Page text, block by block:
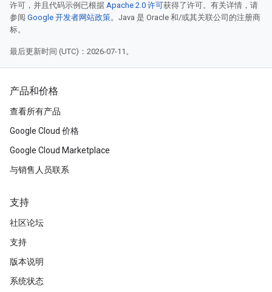
许可，并且代码示例已根据 Apache 2.0 许可获得了许可。有关详情，请
参阅 Google 开发者网站政策。Java 是 Oracle 和/或其关联公司的注册商
标。
最后更新时间 (UTC)：2026-07-11。
产品和价格
查看所有产品
Google Cloud 价格
Google Cloud Marketplace
与销售人员联系
支持
社区论坛
支持
版本说明
系统状态